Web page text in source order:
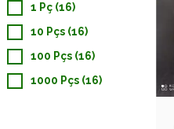
1 Pç (16)
10 Pçs (16)
100 Pçs (16)
1000 Pçs (16)